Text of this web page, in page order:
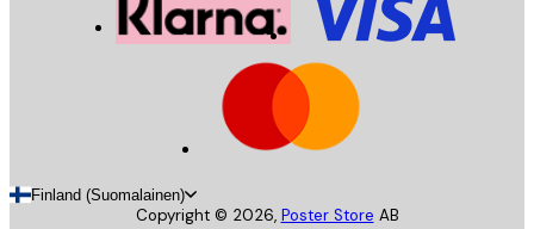
Finland (Suomalainen)
Copyright © 2026, Poster Store AB